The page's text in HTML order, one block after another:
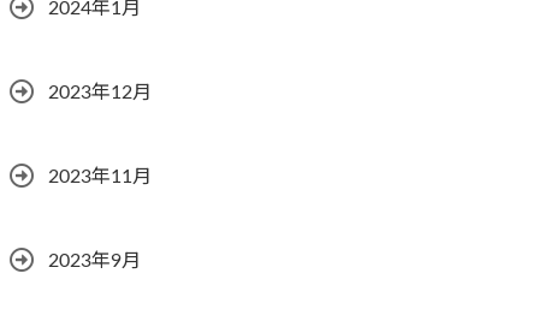
2024年1月
2023年12月
2023年11月
2023年9月